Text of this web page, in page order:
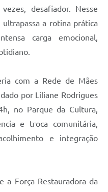
desafiador. Nesse
a rotina prática
carga emocional,
com a Rede de Mães
por Liliane Rodrigues
no Parque da Cultura,
e troca comunitária,
e integração
a Força Restauradora da